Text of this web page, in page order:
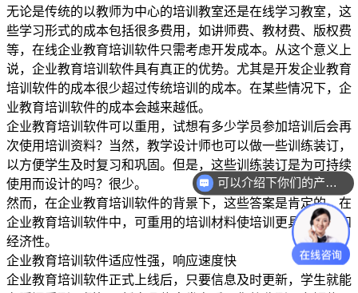
无论是传统的以教师为中心的培训教室还是在线学习教室，这
些学习形式的成本包括很多费用，如讲师费、教材费、版权费
等，在线企业教育培训软件只需考虑开发成本。从这个意义上
说，企业教育培训软件具有真正的优势。尤其是开发企业教育
培训软件的成本很少超过传统培训的成本。在某些情况下，企
业教育培训软件的成本会越来越低。
企业教育培训软件可以重用，试想有多少学员参加培训后会再
次使用培训资料？当然，教学设计师也可以做一些训练装订，
以方便学生及时复习和巩固。但是，这些训练装订是为可持续
使用而设计的吗？很少。
然而，在企业教育培训软件的背景下，这些答案是肯定的。在
企业教育培训软件中，可重用的培训材料使培训更具实用性和
经济性。
企业教育培训软件适应性强，响应速度快
企业教育培训软件正式上线后，只要信息及时更新，学生就能
可以介绍下你们的产品么？